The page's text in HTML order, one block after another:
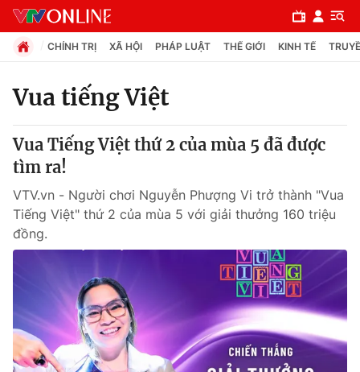
Chuyên mục
Chính trị
Xã hội
Pháp luật
Thế giới
CHÍNH TRỊ XÃ HỘI PHÁP LUẬT THẾ GIỚI KINH TẾ
Vua tiếng Việt
Vua Tiếng Việt thứ 2 của mùa 5 đã được
tìm ra!
VTV.vn - Người chơi Nguyễn Phượng Vi trở thành "Vua
Tiếng Việt" thứ 2 của mùa 5 với giải thưởng 160 triệu
đồng.